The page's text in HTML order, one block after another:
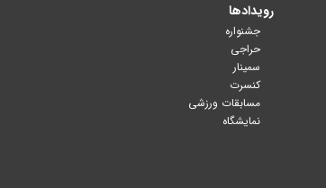
رویدادها
جشنواره
حراجی
سمینار
کنسرت
مسابقات ورزشی
نمایشگاه